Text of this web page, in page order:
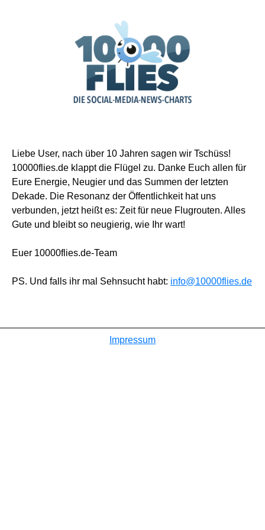
Liebe User, nach über 10 Jahren sagen wir Tschüss!
10000flies.de klappt die Flügel zu. Danke Euch allen für
Eure Energie, Neugier und das Summen der letzten
Dekade. Die Resonanz der Öffentlichkeit hat uns
verbunden, jetzt heißt es: Zeit für neue Flugrouten. Alles
Gute und bleibt so neugierig, wie Ihr wart!
Euer 10000flies.de-Team
PS. Und falls ihr mal Sehnsucht habt: info@10000flies.de
Impressum